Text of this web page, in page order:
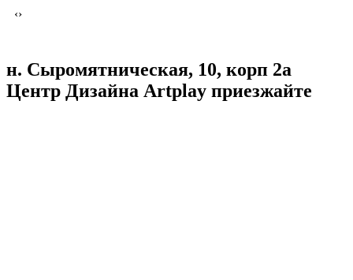
‹›
н. Сыромятническая, 10, корп 2а
Центр Дизайна Artplay приезжайте